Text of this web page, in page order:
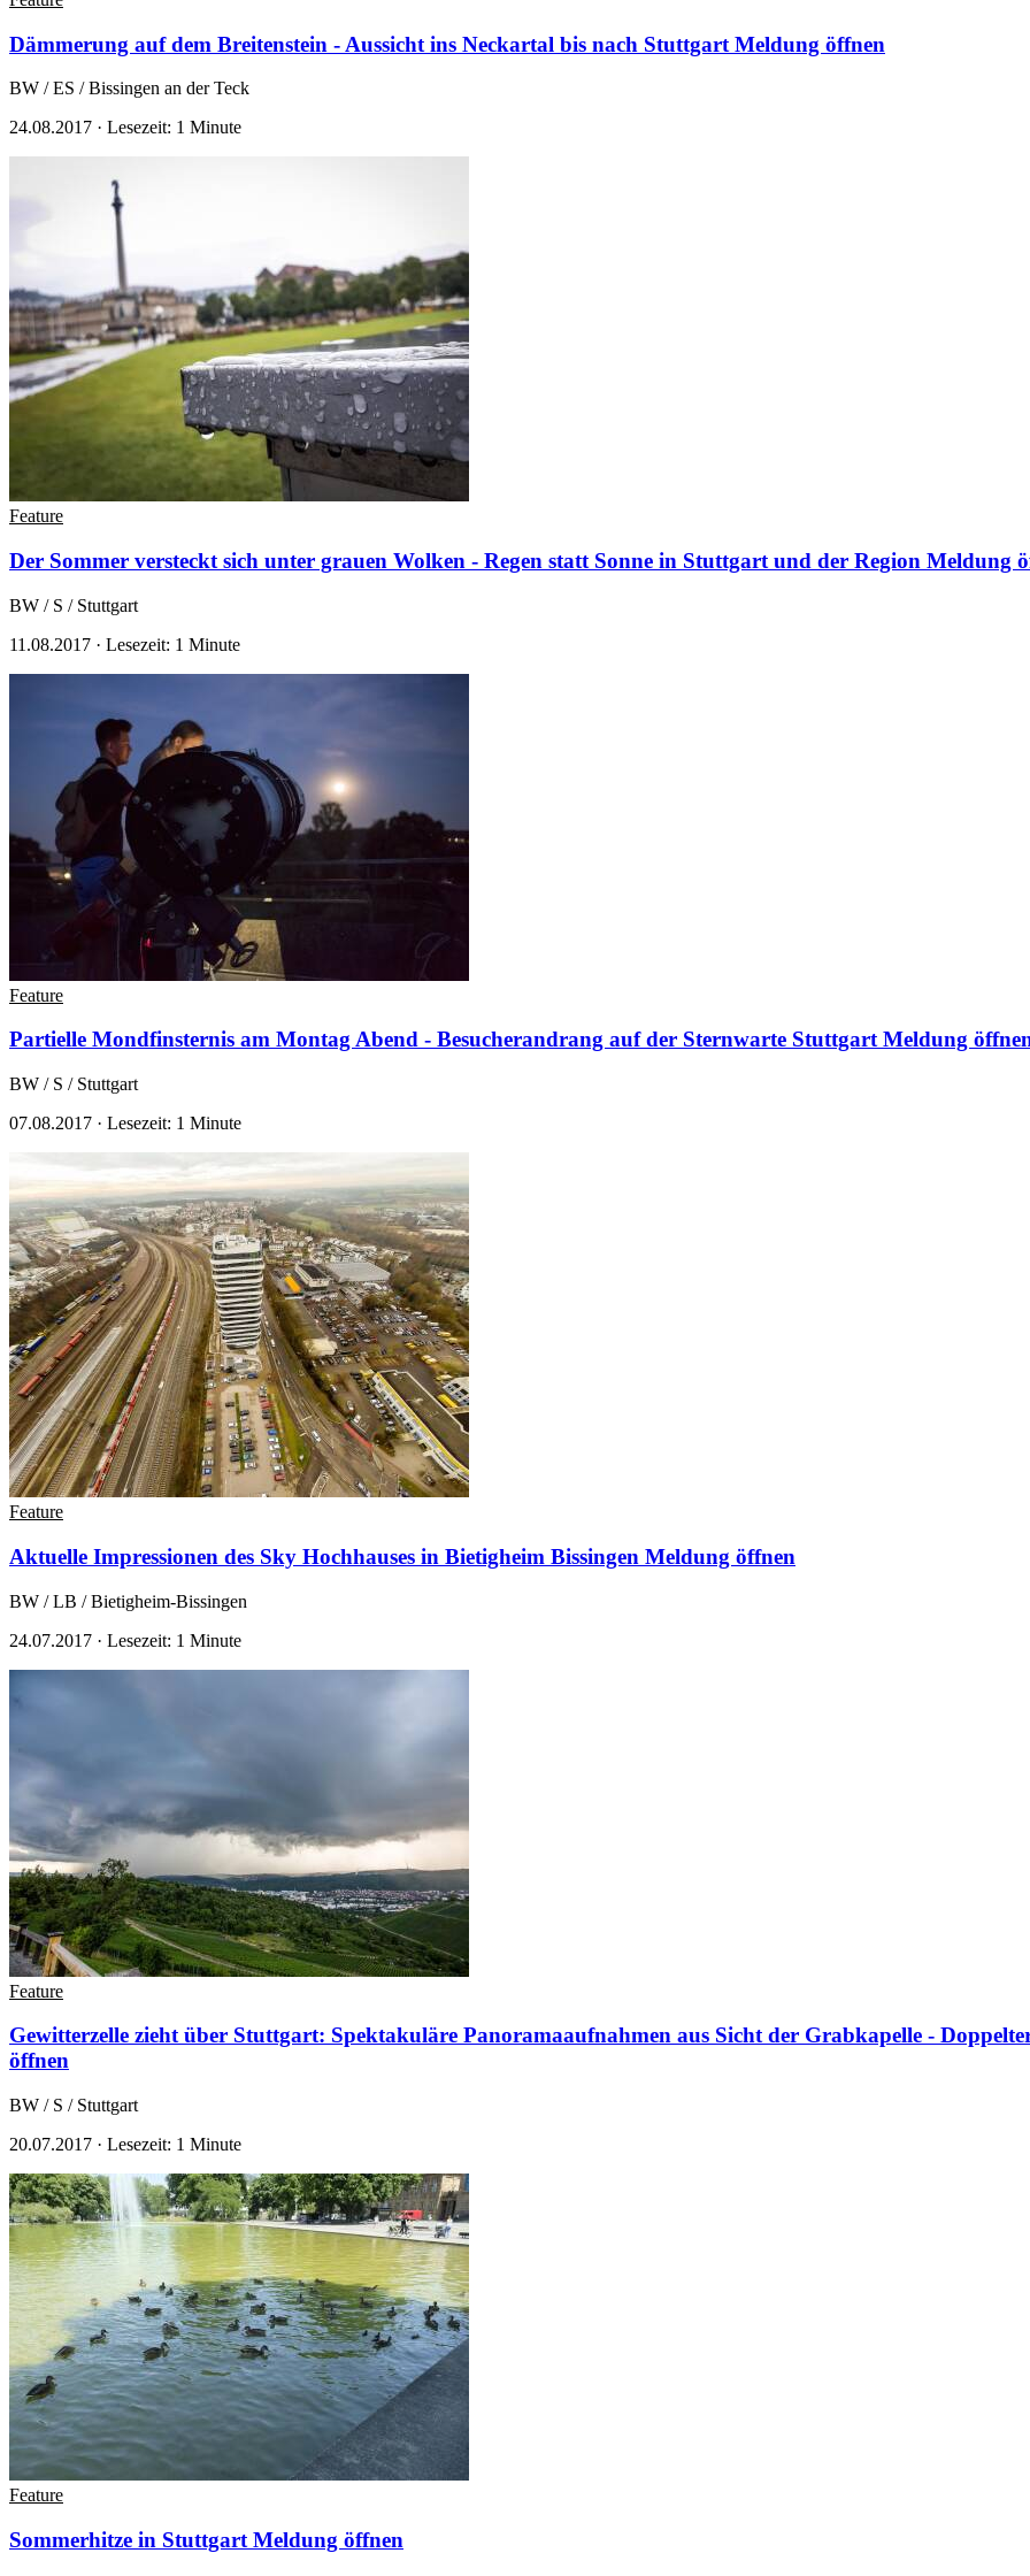
Dämmerung auf dem Breitenstein - Aussicht ins Neckartal bis nach Stuttgart Meldung öffnen
BW / ES / Bissingen an der Teck
24.08.2017 · Lesezeit: 1 Minute
Feature
Der Sommer versteckt sich unter grauen Wolken - Regen statt Sonne in Stuttgart und der Region Meldung
BW / S / Stuttgart
11.08.2017 · Lesezeit: 1 Minute
Feature
Partielle Mondfinsternis am Montag Abend - Besucherandrang auf der Sternwarte StuttgartMeldung
BW / S / Stuttgart
07.08.2017 · Lesezeit: 1 Minute
Feature
Aktuelle Impressionen des Sky Hochhauses in Bietigheim Bissingen Meldung öffnen
BW / LB / Bietigheim-Bissingen
24.07.2017 · Lesezeit: 1 Minute
Feature
Gewitterzelle zieht über Stuttgart: Spektakuläre Panoramaaufnahmen aus Sicht der Grabkapelle -
öffnen
BW / S / Stuttgart
20.07.2017 · Lesezeit: 1 Minute
Feature
Sommerhitze in Stuttgart Meldung öffnen